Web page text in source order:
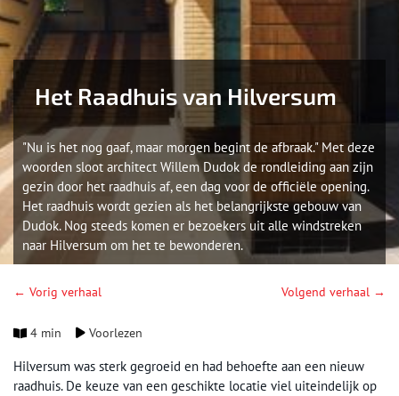
Het Raadhuis van Hilversum
"Nu is het nog gaaf, maar morgen begint de afbraak." Met deze
woorden sloot architect Willem Dudok de rondleiding aan zijn
gezin door het raadhuis af, een dag voor de officiële opening.
Het raadhuis wordt gezien als het belangrijkste gebouw van
Dudok. Nog steeds komen er bezoekers uit alle windstreken
naar Hilversum om het te bewonderen.
← Vorig verhaal Volgend verhaal →
4 min Voorlezen
Hilversum was sterk gegroeid en had behoefte aan een nieuw
raadhuis. De keuze van een geschikte locatie viel uiteindelijk op